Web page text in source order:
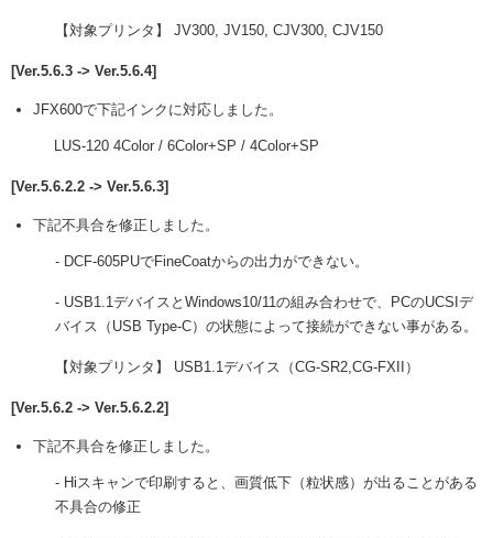
【対象プリンタ】 JV300, JV150, CJV300, CJV150
[Ver.5.6.3 -> Ver.5.6.4]
JFX600で下記インクに対応しました。
LUS-120 4Color / 6Color+SP / 4Color+SP
[Ver.5.6.2.2 -> Ver.5.6.3]
下記不具合を修正しました。
- DCF-605PUでFineCoatからの出力ができない。
- USB1.1デバイスとWindows10/11の組み合わせで、PCのUCSIデ
バイス（USB Type-C）の状態によって接続ができない事がある。
【対象プリンタ】 USB1.1デバイス（CG-SR2,CG-FXII）
[Ver.5.6.2 -> Ver.5.6.2.2]
下記不具合を修正しました。
- Hiスキャンで印刷すると、画質低下（粒状感）が出ることがある
不具合の修正